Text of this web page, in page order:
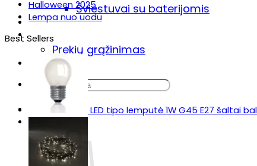
Šviestuvai su baterijomis
Sodo šviestuvas „Lumiz“
Prekių pristatymas & grąžinimas
Prekių grąžinimas
DUK
Ieškoti:
Halloween 2025
Lempa nuo uodu
Best Sellers
LED tipo lemputė 1W G45 E27 šaltai